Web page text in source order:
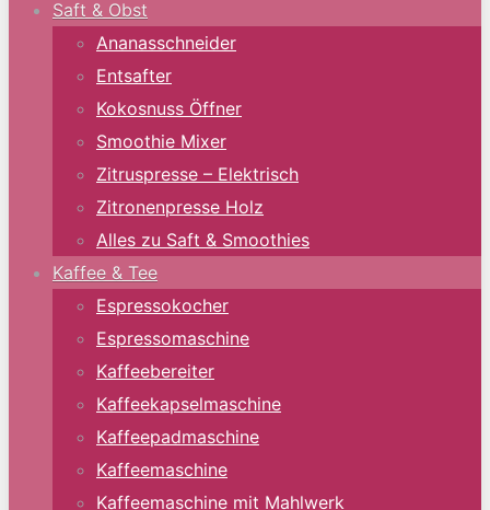
Saft & Obst
Ananasschneider
Entsafter
Kokosnuss Öffner
Smoothie Mixer
Zitruspresse – Elektrisch
Zitronenpresse Holz
Alles zu Saft & Smoothies
Kaffee & Tee
Espressokocher
Espressomaschine
Kaffeebereiter
Kaffeekapselmaschine
Kaffeepadmaschine
Kaffeemaschine
Kaffeemaschine mit Mahlwerk